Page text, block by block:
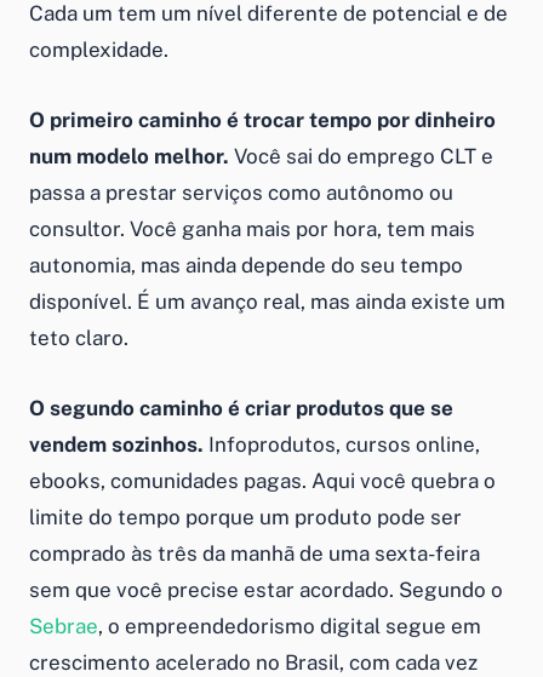
Cada um tem um nível diferente de potencial e de
complexidade.
O primeiro caminho é trocar tempo por dinheiro
num modelo melhor. Você sai do emprego CLT e
passa a prestar serviços como autônomo ou
consultor. Você ganha mais por hora, tem mais
autonomia, mas ainda depende do seu tempo
disponível. É um avanço real, mas ainda existe um
teto claro.
O segundo caminho é criar produtos que se
vendem sozinhos. Infoprodutos, cursos online,
ebooks, comunidades pagas. Aqui você quebra o
limite do tempo porque um produto pode ser
comprado às três da manhã de uma sexta-feira
sem que você precise estar acordado. Segundo o
Sebrae, o empreendedorismo digital segue em
crescimento acelerado no Brasil, com cada vez